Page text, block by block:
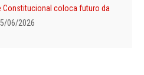
Constitucional coloca futuro da
06/2026